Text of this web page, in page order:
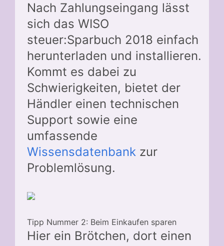
Nach Zahlungseingang lässt
sich das WISO
steuer:Sparbuch 2018 einfach
herunterladen und installieren.
Kommt es dabei zu
Schwierigkeiten, bietet der
Händler einen technischen
Support sowie eine
umfassende
Wissensdatenbank zur
Problemlösung.
Tipp Nummer 2: Beim Einkaufen sparen
Hier ein Brötchen, dort einen